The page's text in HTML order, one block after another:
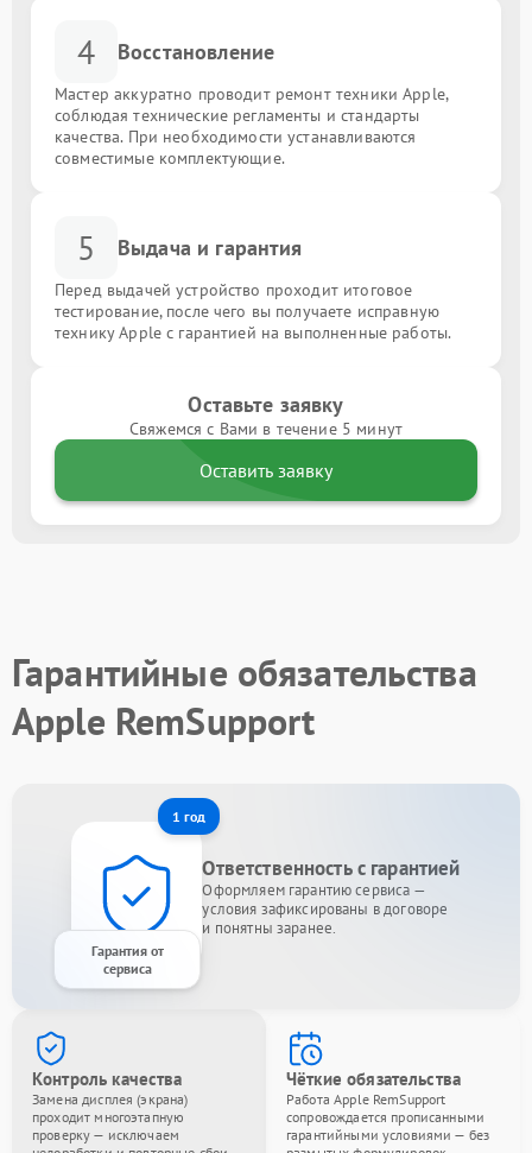
4 Восстановление
Мастер аккуратно проводит ремонт техники Apple,
соблюдая технические регламенты и стандарты
качества. При необходимости устанавливаются
совместимые комплектующие.
5 Выдача и гарантия
Перед выдачей устройство проходит итоговое
тестирование, после чего вы получаете исправную
технику Apple с гарантией на выполненные работы.
Оставьте заявку
Свяжемся с Вами в течение 5 минут
Оставить заявку
Гарантийные обязательства
Apple RemSupport
1 год
Гарантия от
сервиса
Ответственность с гарантией
Оформляем гарантию сервиса —
условия зафиксированы в договоре
и понятны заранее.
Контроль качества
Замена дисплея (экрана)
проходит многоэтапную
проверку — исключаем
Чёткие обязательства
Работа Apple RemSupport
сопровождается прописанными
гарантийными условиями — без